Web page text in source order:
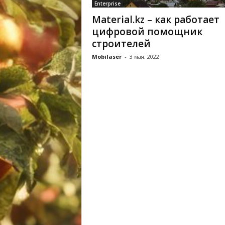
Enterprise
Material.kz – как работает
цифровой помощник
строителей
Mobilaser - 3 мая, 2022